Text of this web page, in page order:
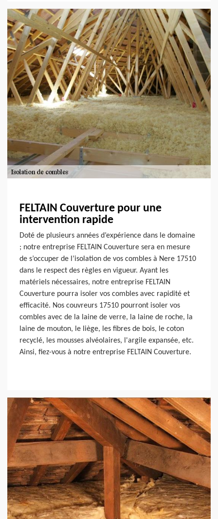
FELTAIN Couverture pour une
intervention rapide
Doté de plusieurs années d’expérience dans le domaine
; notre entreprise FELTAIN Couverture sera en mesure
de s’occuper de l’isolation de vos combles à Nere 17510
dans le respect des règles en vigueur. Ayant les
matériels nécessaires, notre entreprise FELTAIN
Couverture pourra isoler vos combles avec rapidité et
efficacité. Nos couvreurs 17510 pourront isoler vos
combles avec de la laine de verre, la laine de roche, la
laine de mouton, le liège, les fibres de bois, le coton
recyclé, les mousses alvéolaires, l'argile expansée, etc.
Ainsi, fiez-vous à notre entreprise FELTAIN Couverture.